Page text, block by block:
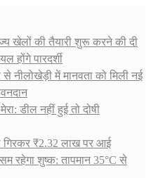
खेलों की तैयारी शुरू करने की दी
होंगे पारदर्शी
में मानवता को मिली नई
डील नहीं हुई तो दोषी
गिरकर ₹2.32 लाख पर आई
रहेगा शुष्क: तापमान 35°C से